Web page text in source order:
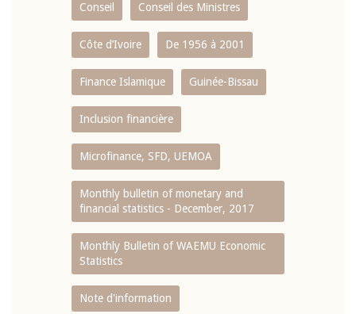
Conseil Conseil des Ministres
Côte d’Ivoire De 1956 à 2001
Finance Islamique Guinée-Bissau
Inclusion financière
Microfinance, SFD, UEMOA
Monthly bulletin of monetary and
financial statistics - December, 2017
Monthly Bulletin of WAEMU Economic
Statistics
Note d'information